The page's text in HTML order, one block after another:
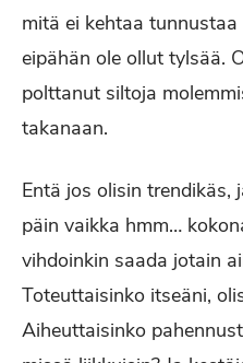
mitä ei kehtaa
eipähän ole ollut tylsää.
polttanut siltoja
takanaan.
Entä jos olisin trendikäs,
päin vaikka hmm…
vihdoinkin saada jotain
Toteuttaisinko itseäni,
Aiheuttaisinko